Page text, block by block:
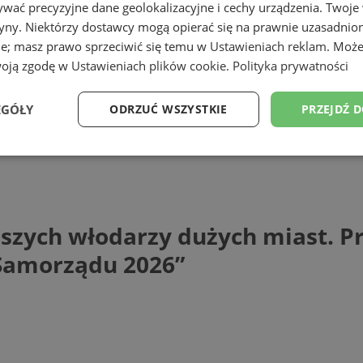
włodarzy dużych miast. Prezydent
włodarzy dużych miast.
2026”
precyzyjne dane geolokalizacyjne i cechy urządzenia.
Niektórzy dostawcy mogą opierać się na prawnie
masz prawo sprzeciwić się temu w Ustawieniach reklam.
zgodę w Ustawieniach plików cookie. Polityka prywatności
PRZEJDŹ
ODRZUĆ WSZYSTKIE
Wydajność Targetowanie Funkcjonalność
Wydajność Targetowanie